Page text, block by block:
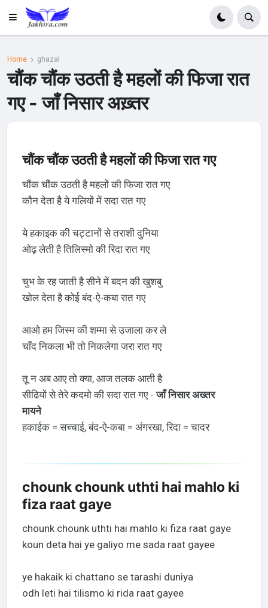
Home ghazal
चौंक चौंक उठती है महलों की फिजा रात
गए - जाँ निसार अख़्तर
चौंक चौंक उठती है महलों की फिजा रात गए
चौंक चौंक उठती है महलों की फिजा रात गए
कौन देता है ये गलियों में सदा रात गए
ये हकाइक की चट्टानों से तराशी दुनिया
ओढ़ लेती है तिलिस्मो की रिदा रात गए
चुभ के रह जाती है सीने में बदन की खुशबु
खोल देता है कोई बंद-ऐ-कबा रात गए
आओ हम जिस्म की शम्मा से उजाला कर ले
चाँद निकला भी तो निकलेगा जरा रात गए
तू न अब आए तो क्या, आज तलक आती है
सीढियों से तेरे कदमो की सदा रात गए -जाँ निसार अख्तर
मायने
हकाईक = सच्चाई, बंद-ऐ-कबा = अंगरखा, रिदा = चादर
chounk chounk uthti hai mahlo ki
fiza raat gaye
chounk chounk uthti hai mahlo ki fiza raat gaye
koun deta hai ye galiyo me sada raat gayee
ye hakaik ki chattano se tarashi duniya
odh leti hai tilismo ki rida raat gayee